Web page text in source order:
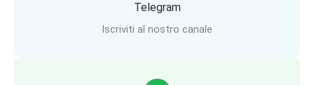
Telegram
Iscriviti al nostro canale